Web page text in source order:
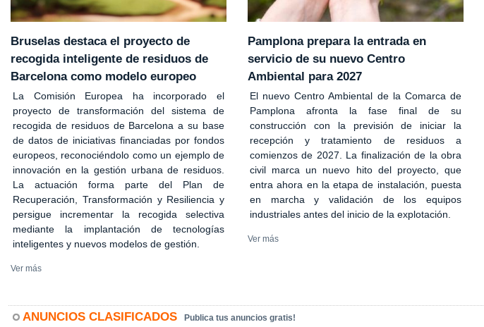
Bruselas destaca el proyecto de
recogida inteligente de residuos de
Barcelona como modelo europeo
La Comisión Europea ha incorporado el
proyecto de transformación del sistema de
recogida de residuos de Barcelona a su base
de datos de iniciativas financiadas por fondos
europeos, reconociéndolo como un ejemplo de
innovación en la gestión urbana de residuos.
La actuación forma parte del Plan de
Recuperación, Transformación y Resiliencia y
persigue incrementar la recogida selectiva
mediante la implantación de tecnologías
inteligentes y nuevos modelos de gestión.
Ver más
Pamplona prepara la entrada en
servicio de su nuevo Centro
Ambiental para 2027
El nuevo Centro Ambiental de la Comarca de
Pamplona afronta la fase final de su
construcción con la previsión de iniciar la
recepción y tratamiento de residuos a
comienzos de 2027. La finalización de la obra
civil marca un nuevo hito del proyecto, que
entra ahora en la etapa de instalación, puesta
en marcha y validación de los equipos
industriales antes del inicio de la explotación.
Ver más
ANUNCIOS CLASIFICADOS Publica tus anuncios gratis!